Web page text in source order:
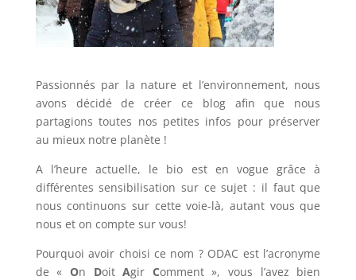
Passionnés par la nature et l’environnement, nous
avons décidé de créer ce blog afin que nous
partagions toutes nos petites infos pour préserver
au mieux notre planète !
A l’heure actuelle, le bio est en vogue grâce à
différentes sensibilisation sur ce sujet : il faut que
nous continuons sur cette voie-là, autant vous que
nous et on compte sur vous!
Pourquoi avoir choisi ce nom ? ODAC est l’acronyme
de « On DoitAgir Comment », vous l’avez bien